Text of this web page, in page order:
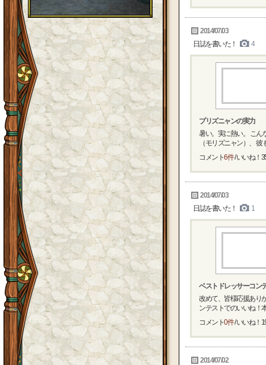
2014/07/03
日誌を書いた！
4
プリズニャンの実力
暑い。実に熱い。 こん
（モリズニャン）、 彼
コメント6件/ いいね！
2014/07/03
日誌を書いた！
1
ベストドレッサーコン
改めて、皆様応援あり
ンテストでのいいね！
コメント0件/ いいね！
2014/07/02